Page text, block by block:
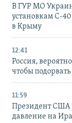
В ГУР МО
установкам С-
в Крыму
12:41
Россия,
чтобы
11:59
Президент США
давление на